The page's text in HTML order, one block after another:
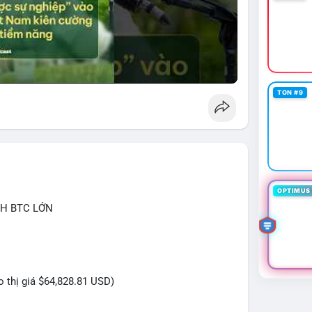
BTC LỚN
thị giá $64,828.81 USD)
TON #9
OPTIMUS